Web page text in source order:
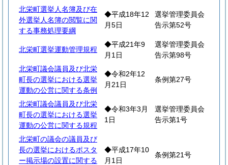
北栄町選挙人名簿及び在
外選挙人名簿の閲覧に関
する事務処理要綱
◆平成18年12
月5日
選挙管理委員会
告示第52号
北栄町選挙運動管理規程
◆平成21年9
月1日
選挙管理委員会
告示第98号
北栄町議会議員及び北栄
町長の選挙における選挙
運動の公営に関する条例
◆令和2年12
月21日
条例第27号
北栄町議会議員及び北栄
町長の選挙における選挙
運動の公営に関する規程
◆令和3年3月
1日
選挙管理委員会
告示第1号
北栄町の議会の議員及び
長の選挙におけるポスタ
ー掲示場の設置に関する
◆平成17年10
月1日
条例第21号